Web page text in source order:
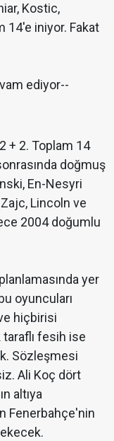
Kostic,
14'e iniyor. Fakat
ediyor--
+ 2. Toplam 14
doğmuş
En-Nesyri
Lincoln ve
2004 doğumlu
yer
oyuncuları
hiçbirisi
fesih ise
Sözleşmesi
Ali Koç dört
altıya
Fenerbahçe'nin